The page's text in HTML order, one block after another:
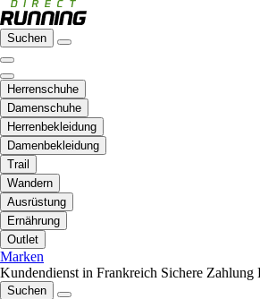
Suchen
Herrenschuhe
Damenschuhe
Herrenbekleidung
Damenbekleidung
Trail
Wandern
Ausrüstung
Ernährung
Outlet
Marken
Kundendienst in Frankreich Sichere Zahlung
Suchen